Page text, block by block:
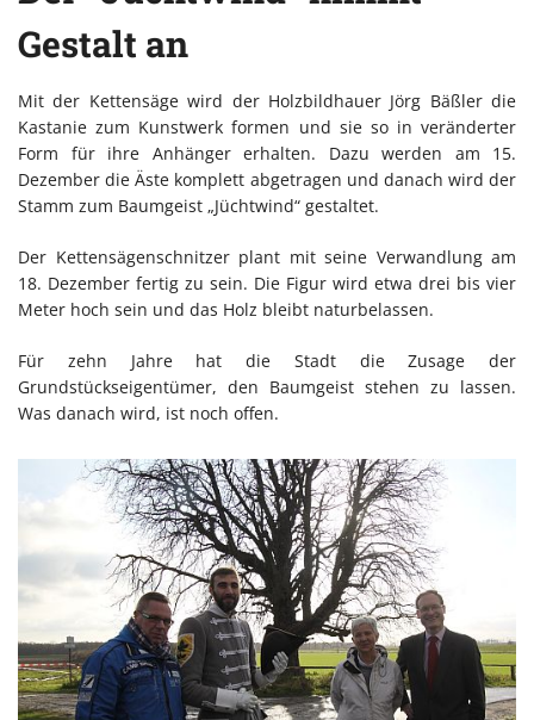
Gestalt an
Mit der Kettensäge wird der Holzbildhauer Jörg Bäßler die
Kastanie zum Kunstwerk formen und sie so in veränderter
Form für ihre Anhänger erhalten. Dazu werden am 15.
Dezember die Äste komplett abgetragen und danach wird der
Stamm zum Baumgeist „Jüchtwind“ gestaltet.
Der Kettensägenschnitzer plant mit seine Verwandlung am
18. Dezember fertig zu sein. Die Figur wird etwa drei bis vier
Meter hoch sein und das Holz bleibt naturbelassen.
Für zehn Jahre hat die Stadt die Zusage der
Grundstückseigentümer, den Baumgeist stehen zu lassen.
Was danach wird, ist noch offen.